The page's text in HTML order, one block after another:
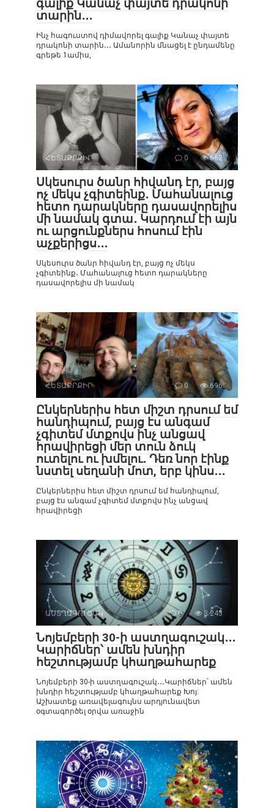
գալիք Կանաչ փայտե դրակոնի
տարին․․․
Ինչ հագուստով դիմավորել գալիք Կանաչ փայտե
դրակոնի տարին․․․ Ամանորին մնացել է ընդամենը
գրեթե 1ամիս,
ՀԵՏԱՔՐՔԻՐ 0 662
Սկեսուրս ծանր հիվանդ էր, բայց
ոչ մեկս չգիտեինք․ Մահանալուց
հետո դարակները դասավորելիս
մի նամակ գտա․ Կարդում էի այն
ու արցունքներս հոսում էին
աչքերիցս․․․
Սկեսուրս ծանր հիվանդ էր, բայց ոչ մեկս
չգիտեինք․ Մահանալուց հետո դարակները
դասավորելիս մի նամակ
ՀԵՏԱՔՐՔԻՐ 0 696
Ընկերներիս հետ միշտ դրսում եմ
հանդիպում, բայց էս անգամ
չգիտեմ մտքովս ինչ անցավ
հրավիրեցի մեր տուն ձուկ
ուտելու ու խմելու․ Դեռ նոր էինք
նստել սեղանի մոտ, երբ կինս․․․
Ընկերներիս հետ միշտ դրսում եմ հանդիպում,
բայց էս անգամ չգիտեմ մտքովս ինչ անցավ
հրավիրեցի
ԱՍՏՂԱԳՈՒՇԱԿ 0 3 243
Նոյեմբերի 30-ի աստղագուշակ․․․
Կարիճներ՝ ամեն խնդիր
հեշտությամբ կհաղթահարեք
Նոյեմբերի 30-ի աստղագուշակ․․․Կարիճներ՝ ամեն
խնդիր հեշտությամբ կհաղթահարեք Խոյ:
Աշխատեք առավելագույնս արդյունավետ
օգտագործել օրվա առաջին